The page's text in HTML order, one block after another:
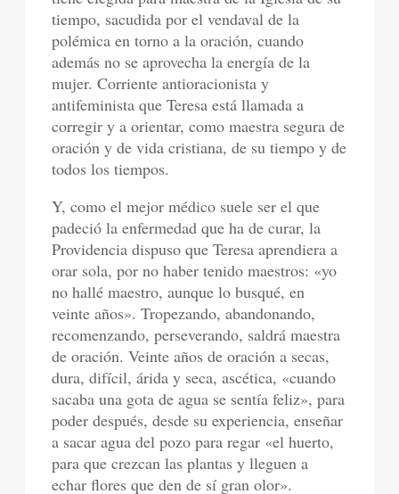
tiempo, sacudida por el vendaval de la
polémica en torno a la oración, cuando
además no se aprovecha la energía de la
mujer. Corriente antioracionista y
antifeminista que Teresa está llamada a
corregir y a orientar, como maestra segura de
oración y de vida cristiana, de su tiempo y de
todos los tiempos.
Y, como el mejor médico suele ser el que
padeció la enfermedad que ha de curar, la
Providencia dispuso que Teresa aprendiera a
orar sola, por no haber tenido maestros: «yo
no hallé maestro, aunque lo busqué, en
veinte años». Tropezando, abandonando,
recomenzando, perseverando, saldrá maestra
de oración. Veinte años de oración a secas,
dura, difícil, árida y seca, ascética, «cuando
sacaba una gota de agua se sentía feliz», para
poder después, desde su experiencia, enseñar
a sacar agua del pozo para regar «el huerto,
para que crezcan las plantas y lleguen a
echar flores que den de sí gran olor».